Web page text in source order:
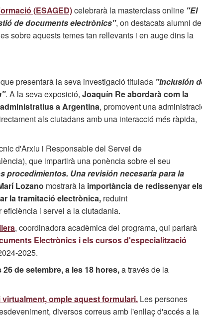
(ESAGED)celebrarà la masterclass online "El
de documents electrònics", on destacats alumni
sobre aquests temes tan rellevants i en auge dins la
presentarà la seva investigació titulada "Inclusión
. A la seva exposició, Joaquín Re abordarà com la
a Argentina, promovent una
als ciutadans amb una interacció més ràpida,
d'Arxiu i Responsable del Servei de
que impartirà una ponència sobre el seu
procedimientos. Una revisión necesaria para la
Lozano mostrarà la importància de redissenyar
la tramitació electrònica, reduint
i servei a la ciutadania.
, coordinadora acadèmica del programa, qui parlarà
Electrònics i els cursos d'especialització
2025.
de setembre, a les 18 hores,a través de la
virtualment, omple aquest formulari. Les persones
diversos correus amb l'enllaç d'accés a la